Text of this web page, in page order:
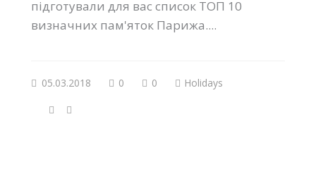
підготували для вас список ТОП 10
визначних пам'яток Парижа....
05.03.2018 0 0 Holidays